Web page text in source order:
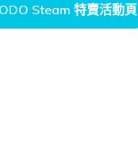
Steam 特賣活動頁